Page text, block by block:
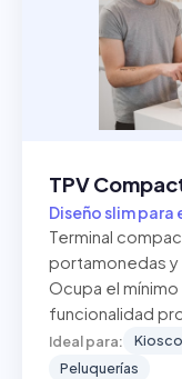
TPV
Diseño slim
Terminal
portamonedas y
Ocupa el mínimo
funcionalidad
Ideal para:
Peluquerías